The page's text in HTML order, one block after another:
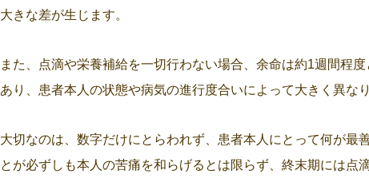
大きな差が生じます。
また、点滴や栄養補給を一切行わない場合、余命は約1週間程
あり、患者本人の状態や病気の進行度合いによって大きく異なり
大切なのは、数字だけにとらわれず、患者本人にとって何が最
とが必ずしも本人の苦痛を和らげるとは限らず、終末期には点